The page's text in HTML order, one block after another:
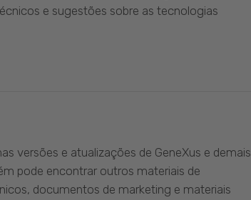
e sugestões sobre as tecnologias
versões e atualizações de GeneXus e demais
pode encontrar outros materiais de
documentos de marketing e materiais